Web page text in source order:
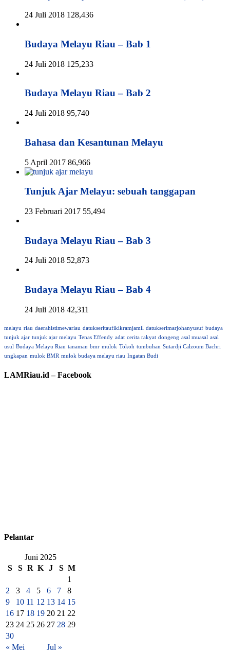
24 Juli 2018 128,436
Budaya Melayu Riau – Bab 1
24 Juli 2018 125,233
Budaya Melayu Riau – Bab 2
24 Juli 2018 95,740
Bahasa dan Kesantunan Melayu
5 April 2017 86,966
Tunjuk Ajar Melayu: sebuah tanggapan
23 Februari 2017 55,494
Budaya Melayu Riau – Bab 3
24 Juli 2018 52,873
Budaya Melayu Riau – Bab 4
24 Juli 2018 42,311
melayu riau daerahistimewariau datukseritaufikikramjamil datukserimarjohanyusuf budaya
tunjuk ajar tunjuk ajar melayu Tenas Effendy adat cerita rakyat dongeng asal muasal asal
usul Budaya Melayu Riau tanaman bmr mulok Tokoh tumbuhan Sutardji Calzoum Bachri
ungkapan mulok BMR mulok budaya melayu riau Ingatan Budi
LAMRiau.id – Facebook
Pelantar
Juni 2025
S
S R K J S M
« Mei Jul »
1
2
3 4 5 6 7
8
9
10 11 12 13 14 15
16 17 18 19 20 21 22
23 24 25 26 27 28 29
30